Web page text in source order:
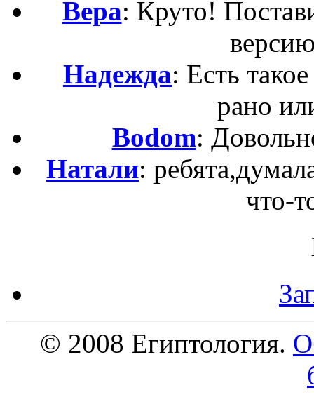
Вера: Круто!
Надежда: Есть
рано
Bodom:
Натали:
что-
© 2008 Египтология.